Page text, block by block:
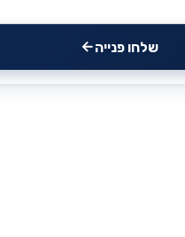
שלחו פנייה